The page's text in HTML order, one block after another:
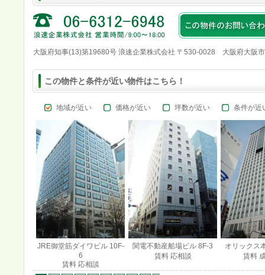
大阪府知事(13)第19680号 浪速企業株式会社 〒530-0028 大阪府大阪
この物件と条件が近い物件はこちら！
地域が近い 価格が近い 坪数が近い 条件が近
JRE御堂筋ダイワビル 10F-
6
賃料 応相談
関電不動産船場ビル 8F-3
賃料 応相談
オリックス
賃料